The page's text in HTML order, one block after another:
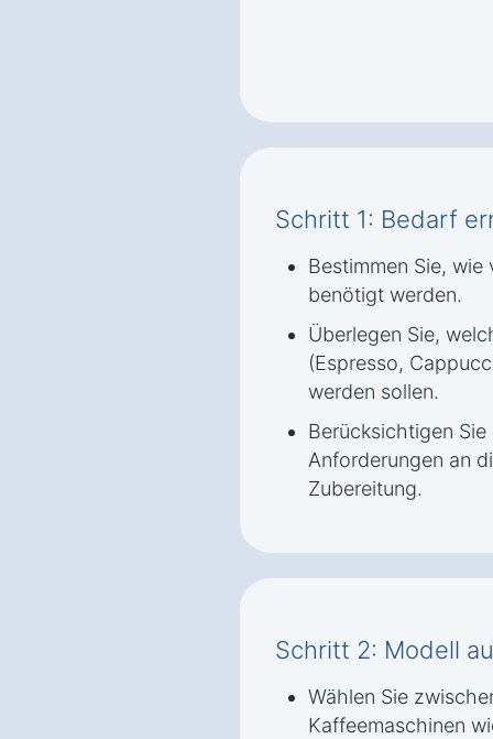
Schritt 1: Bedarf
Bestimmen Sie,
benötigt werden.
Überlegen Sie,
(Espresso,
werden sollen.
Berücksichtigen
Anforderungen an
Zubereitung.
Schritt 2: Modell
Wählen Sie
Kaffeemaschinen